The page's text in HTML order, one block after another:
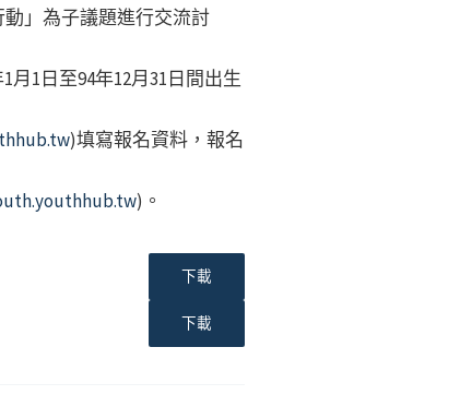
」為子議題進行交流討
1日至94年12月31日間出生
)填寫報名資料，報名
)。
下載
下載